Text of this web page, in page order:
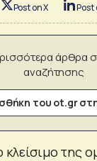
Post on X Post
άρθρα
αναζήτησης
του ot.gr
της